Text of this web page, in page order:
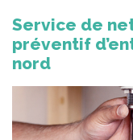
Service de
préventif
nord